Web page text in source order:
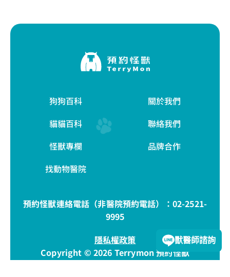
狗狗百科
貓貓百科
怪獸專欄
找動物醫院
關於我們
聯絡我們
品牌合作
預約怪獸連絡電話（非醫院預約電話）： 02-2521-
9995
隱私權政策
Copyright © 2026 Terrymon 預約怪獸
獸醫師諮詢